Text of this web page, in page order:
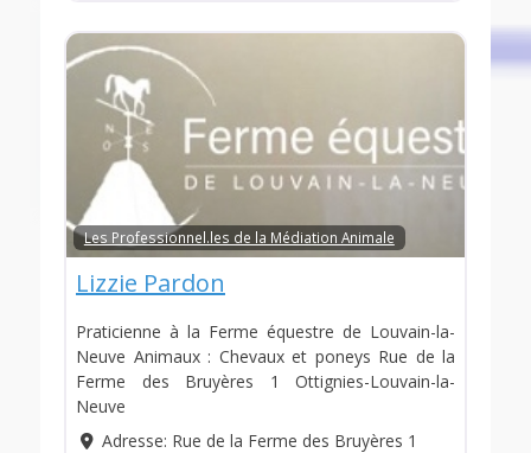
Les Professionnel.les de la Médiation Animale
Lizzie Pardon
Praticienne à la Ferme équestre de Louvain-la-
Neuve Animaux : Chevaux et poneys Rue de la
Ferme des Bruyères 1 Ottignies-Louvain-la-
Neuve
Adresse: Rue de la Ferme des Bruyères 1